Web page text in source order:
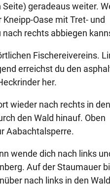
geradeaus weiter.
Oase mit Tret- und
rechts abbiegen
Fischereivereins.
erreichst du den
her.
wieder nach rechts in
den Wald hinauf. Oben
Aabachtalsperre.
wende dich nach links
Auf der Staumauer
nach links in den Wald